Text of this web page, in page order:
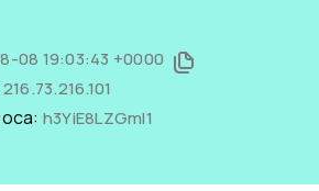
08 19:03:43 +0000
216.73.216.101
h3YiE8LZGmI1